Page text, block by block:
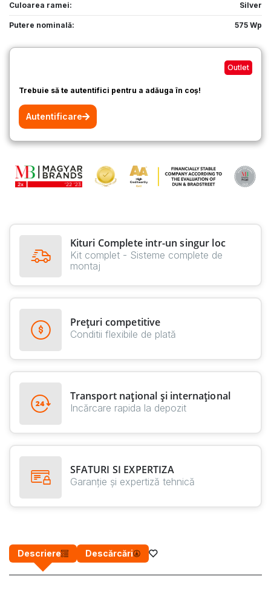
Culoarea ramei: Silver
Putere nominală: 575 Wp
Outlet
Trebuie să te autentifici pentru a adăuga în coș!
Autentificare
Kituri Complete intr-un singur loc
Kit complet - Sisteme complete de
montaj
Prețuri competitive
Conditii flexibile de plată
Transport național și internațional
Incărcare rapida la depozit
SFATURI SI EXPERTIZA
Garanție și expertiză tehnică
Descriere Descărcări